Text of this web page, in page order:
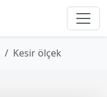
Kesir ölçek